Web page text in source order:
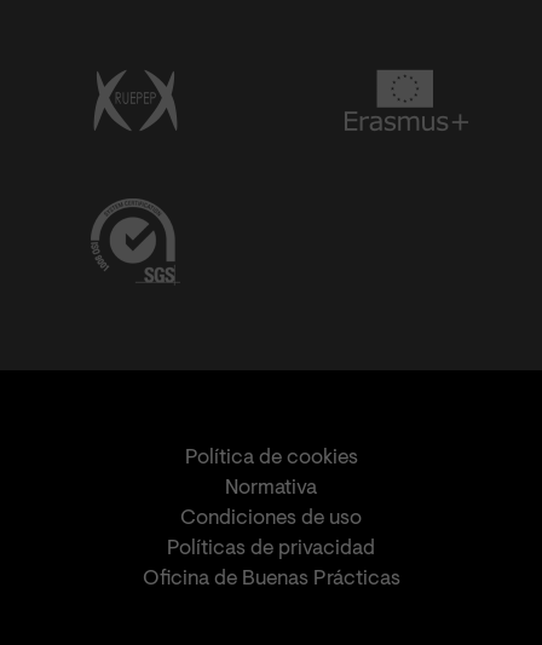
Política de cookies
Normativa
Condiciones de uso
Políticas de privacidad
Oficina de Buenas Prácticas